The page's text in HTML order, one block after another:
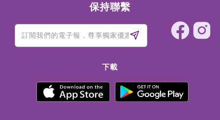
保持聯繫
下載